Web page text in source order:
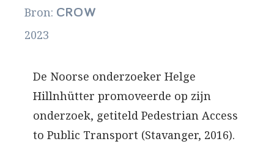
Bron: CROW
2023
De Noorse onderzoeker Helge
Hillnhütter promoveerde op zijn
onderzoek, getiteld Pedestrian Access
to Public Transport (Stavanger, 2016).